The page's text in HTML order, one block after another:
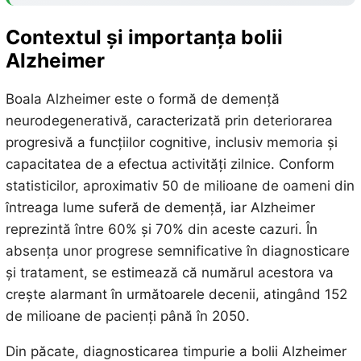
Contextul și importanța bolii
Alzheimer
Boala Alzheimer este o formă de demență
neurodegenerativă, caracterizată prin deteriorarea
progresivă a funcțiilor cognitive, inclusiv memoria și
capacitatea de a efectua activități zilnice. Conform
statisticilor, aproximativ 50 de milioane de oameni din
întreaga lume suferă de demență, iar Alzheimer
reprezintă între 60% și 70% din aceste cazuri. În
absența unor progrese semnificative în diagnosticare
și tratament, se estimează că numărul acestora va
crește alarmant în următoarele decenii, atingând 152
de milioane de pacienți până în 2050.
Din păcate, diagnosticarea timpurie a bolii Alzheimer